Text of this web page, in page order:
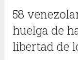
58
huelga de
libertad de